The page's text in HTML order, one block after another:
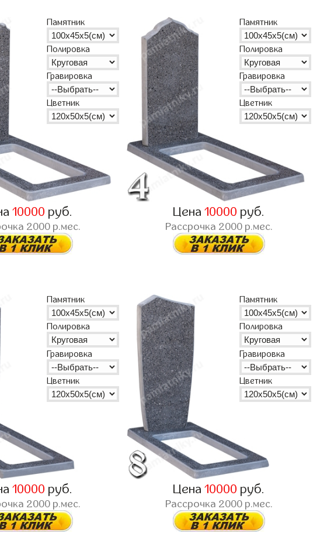
Памятник
Полировка
Гравировка
Цветник
10000 руб.
2000р.мес.
Памятник
Полировка
Гравировка
Цветник
Цена10000 руб.
Рассрочка 2000р.мес.
Памятник
Полировка
Гравировка
Цветник
10000 руб.
2000р.мес.
Памятник
Полировка
Гравировка
Цветник
Цена10000 руб.
Рассрочка 2000р.мес.